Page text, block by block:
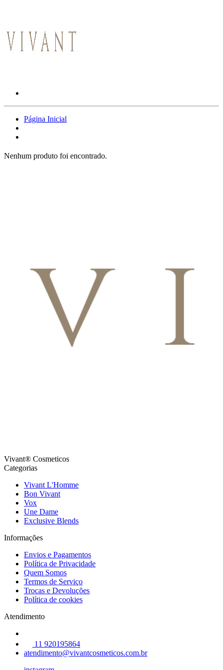
Página Inicial
Nenhum produto foi encontrado.
Vivant® Cosmeticos
Categorias
Vivant L'Homme
Bon Vivant
Vox
Une Dame
Exclusive Blends
Informações
Envios e Pagamentos
Política de Privacidade
Quem Somos
Termos de Serviço
Trocas e Devoluções
Política de cookies
Atendimento
11 920195864
atendimento@vivantcosmeticos.com.br